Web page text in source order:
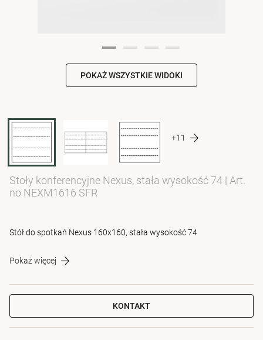
POKAŻ WSZYSTKIE WIDOKI
+11
Stoły konferencyjne Nexus, stała wysokość 74 | Art.
no NEXM1616 SFR
Stół do spotkań Nexus 160x160, stała wysokość 74
Pokaż więcej
KONTAKT